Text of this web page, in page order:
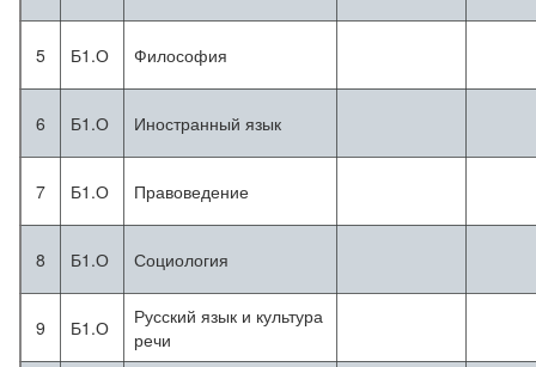
5 Б1.О Философия
6 Б1.О Иностранный язык
7 Б1.О Правоведение
8 Б1.О Социология
9 Б1.О
Русский язык и культура
речи